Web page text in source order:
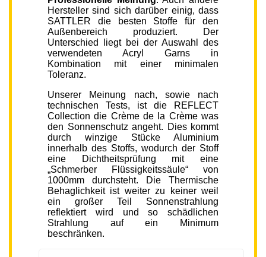
Hersteller sind sich darüber einig, dass
SATTLER die besten Stoffe für den
Außenbereich produziert. Der
Unterschied liegt bei der Auswahl des
verwendeten Acryl Garns in
Kombination mit einer minimalen
Toleranz.
Unserer Meinung nach, sowie nach
technischen Tests, ist die REFLECT
Collection die Crème de la Crème was
den Sonnenschutz angeht. Dies kommt
durch winzige Stücke Aluminium
innerhalb des Stoffs, wodurch der Stoff
eine Dichtheitsprüfung mit eine
„Schmerber Flüssigkeitssäule“ von
1000mm durchsteht. Die Thermische
Behaglichkeit ist weiter zu keiner weil
ein großer Teil Sonnenstrahlung
reflektiert wird und so schädlichen
Strahlung auf ein Minimum
beschränken.